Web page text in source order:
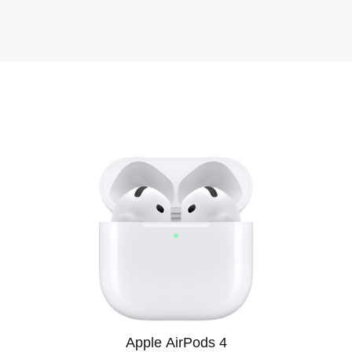
кредитования с простым оформлением. Оформить
ваше доверие и стремимся предложить лучший сервис.
через наш сайт и получайте качественный продукт с
максимально прозрачны, чтобы вы могли принимать
Apple AirPods 4